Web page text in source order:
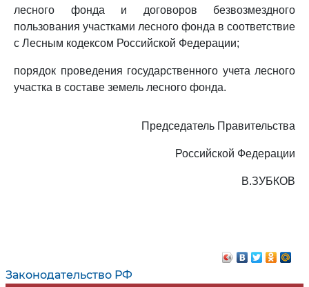
Законодательство РФ
лесного фонда и договоров безвозмездного
пользования участками лесного фонда в соответствие
с Лесным кодексом Российской Федерации;
порядок проведения государственного учета лесного
участка в составе земель лесного фонда.
Председатель Правительства
Российской Федерации
В.ЗУБКОВ